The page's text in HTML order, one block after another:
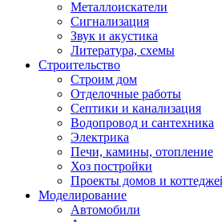
Металлоискатели
Сигнализация
Звук и акустика
Литература, схемы
Строительство
Строим дом
Отделочные работы
Септики и канализация
Водопровод и сантехника
Электрика
Печи, камины, отопление
Хоз постройки
Проекты домов и
Моделирование
Автомобили